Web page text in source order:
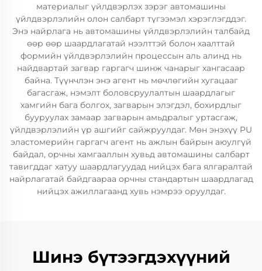
материалыг үйлдвэрлэх зэрэг автомашины
үйлдвэрлэлийн олон салбарт түгээмэл хэрэглэгддэг.
Энэ найрлага нь автомашины үйлдвэрлэлийн талбайд
өөр өөр шаардлагатай нээлттэй болон хаалттай
формийн үйлдвэрлэлийн процессын аль алинд нь
найдвартай загвар гаргагч шинж чанарыг хангасаар
байна. Түүнчлэн энэ агент нь мөчлөгийн хугацааг
багасгаж, нэмэлт боловсруулалтын шаардлагыг
хамгийн бага болгох, загварын элэгдэл, бохирдлыг
бууруулах замаар загварын амьдралыг уртасгаж,
үйлдвэрлэлийн үр ашгийг сайжруулдаг. Мөн энэхүү PU
эластомерийн гаргагч агент нь ажлын байрын аюулгүй
байдал, орчны хамгааллын хувьд автомашины салбарт
тавигддаг хатуу шаардлагуудад нийцэх бага ялгаралтай
найрлагатай байдгаараа орчны стандартын шаардлагад
нийцэх ажиллагаанд хувь нэмрээ оруулдаг.
Шинэ бүтээгдэхүүний